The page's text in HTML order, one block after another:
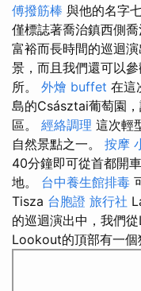
傅撥筋棒 與他的名字
僅標誌著喬治鎮西側
富裕而長時間的巡迴
景，而且我們還可以
所。 外燴 buffet 在這
島的Császtai葡萄園
區。 經絡調理 這次輕
自然景點之一。 按摩
40分鐘即可從首都開
地。 台中養生館排毒
Tisza 台胞證 旅行社
的巡迴演出中，我們
Lookout的頂部有一個